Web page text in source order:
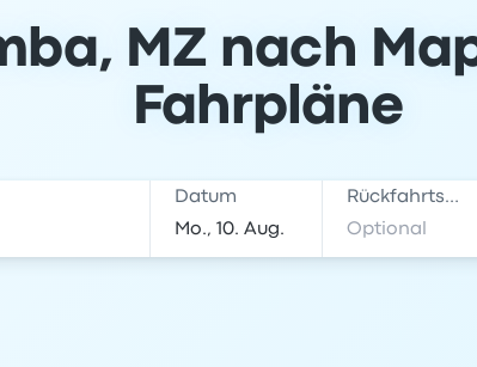
MZ nach
Fahrpläne
Datum Rückfahrtsdatum